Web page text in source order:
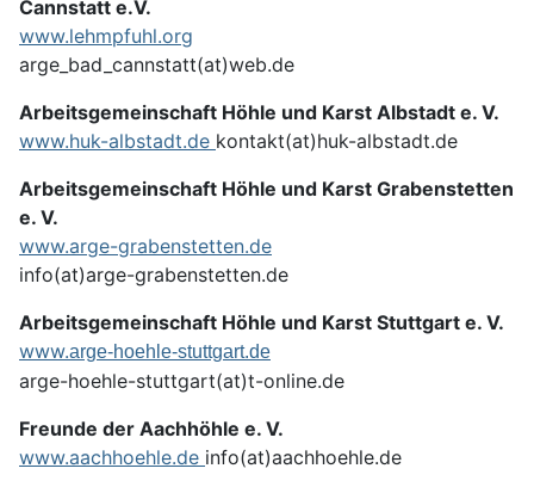
Cannstatt e.V.
www.lehmpfuhl.org
arge_bad_cannstatt(at)web.de
Arbeitsgemeinschaft Höhle und Karst Albstadt e. V.
www.huk-albstadt.de kontakt(at)huk-albstadt.de
Arbeitsgemeinschaft Höhle und Karst Grabenstetten
e. V.
www.arge-grabenstetten.de
info(at)arge-grabenstetten.de
Arbeitsgemeinschaft Höhle und Karst Stuttgart e. V.
www.arge-hoehle-stuttgart.de
arge-hoehle-stuttgart(at)t-online.de
Freunde der Aachhöhle e. V.
www.aachhoehle.de info(at)aachhoehle.de